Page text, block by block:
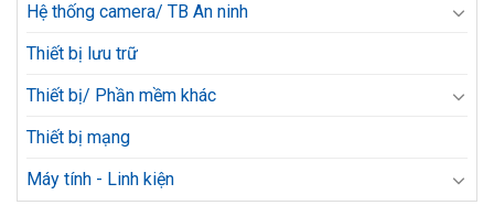
Hệ thống camera/ TB An ninh
Thiết bị lưu trữ
Thiết bị/ Phần mềm khác
Thiết bị mạng
Máy tính - Linh kiện